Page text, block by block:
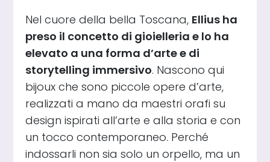
Nel cuore della bella Toscana, Ellius ha
preso il concetto di gioielleria e lo ha
elevato a una forma d’arte e di
storytelling immersivo. Nascono qui
bijoux che sono piccole opere d’arte,
realizzati a mano da maestri orafi su
design ispirati all’arte e alla storia e con
un tocco contemporaneo. Perché
indossarli non sia solo un orpello, ma un